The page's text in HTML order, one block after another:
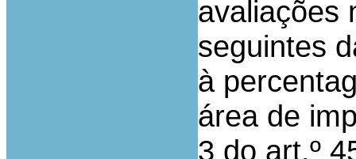
avaliações
seguintes
à
área de
3 do art.º